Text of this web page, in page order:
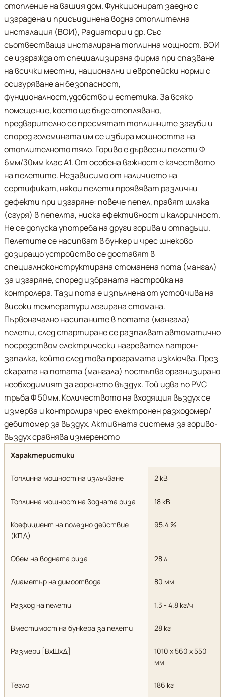
отопление на вашия дом. Функционират заедно с
изградена и присъидинена водна отоплителна
инсталация (ВОИ), Радиатори и др. Със
съотвестваща инсталирана топлинна мощност. ВОИ
се изгражда от специализирана фирма при спазване
на всички местни, национални и европейски норми с
осигуряване ан безопасност,
фунционалност,удобство и естетика. За всяко
помещение, което ще бъде отоплявано,
предварително се пресмятат топлинните загуби и
според големината им се избира мошността на
отоплителното тяло. Гориво е дървесни пелети Ф
6мм/30мм клас А1. От особена важност е качеството
на пелетите. Независимо от наличието на
сертификат, някои пелети проявяват различни
дефекти при изгаряне: повече пепел, правят шлака
(сгуря) в пепелта, ниска ефективност и калоричност.
Не се допуска употреба на други горива и отпадъци.
Пелетите се насипват в бункер и чрес шнеково
дозиращо устройство се доставят в
специалноконструктирана стоманена пота (мангал)
за изгаряне, според избраната настройка на
контролера. Тази пота е изпълнена от устойчива на
високи температури легирана стомана.
Първоначално насипаните в потата (мангала)
пелети, след стартиране се разпалват автоматично
посредством електрически нагревател патрон-
запалка, който след това програмата изключва. През
скарата на потата (мангала) постъпва организирано
необходимият за горенето въздух. Той идва по PVC
тръба Ф 50мм. Количеството на входящия въздух се
измерва и контролира чрес електронен разходомер/
дебитомер за въздух. Активната система за гориво-
въздух сравнява измереното
Характеристики
Топлинна мощност на излъчване 2 кВ
Топлинна мощност на водната риза 18 кВ
Коефициент на полезно действие
(КПД)
95.4 %
Обем на водната риза 28 л
Диаметър на димоотвода 80 мм
Разход на пелети 1.3 - 4.8 кг/ч
Вместимост на бункера за пелети 28 кг
Размери [ВxШxД]
1010 х 560 х 550
мм
Тегло 186 кг